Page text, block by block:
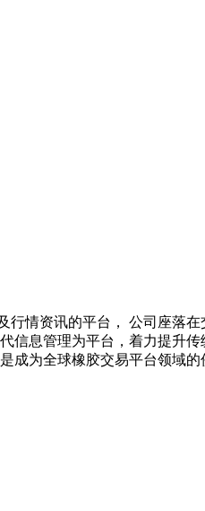
情资讯的平台， 公司座落
息管理为平台，着力提升
成为全球橡胶交易平台领域的